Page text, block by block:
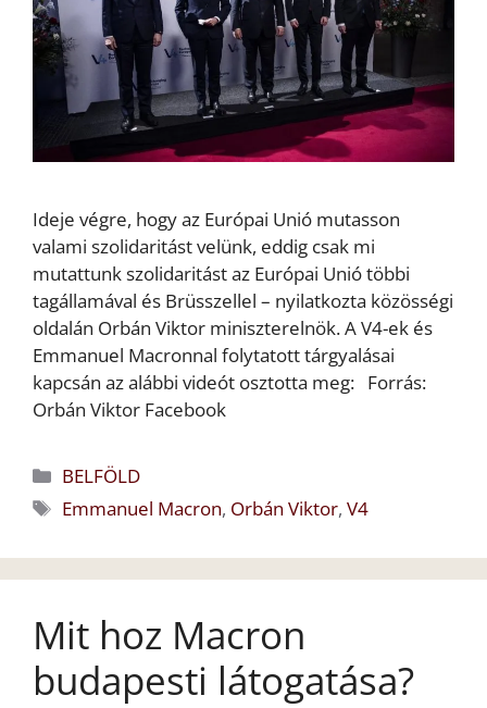
Ideje végre, hogy az Európai Unió mutasson
valami szolidaritást velünk, eddig csak mi
mutattunk szolidaritást az Európai Unió többi
tagállamával és Brüsszellel – nyilatkozta közösségi
oldalán Orbán Viktor miniszterelnök. A V4-ek és
Emmanuel Macronnal folytatott tárgyalásai
kapcsán az alábbi videót osztotta meg: Forrás:
Orbán Viktor Facebook
Kategória
BELFÖLD
Címkék
Emmanuel Macron, Orbán Viktor,V4
Mit hoz Macron
budapesti látogatása?